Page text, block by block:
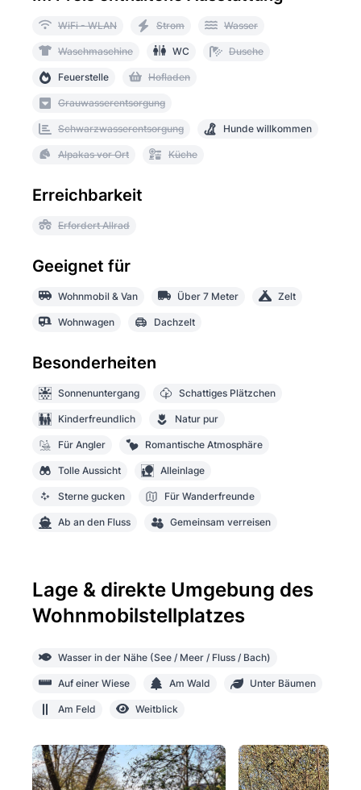
WiFi - WLAN Strom Wasser
Waschmaschine WC Dusche
Feuerstelle Hofladen
Grauwasserentsorgung
Schwarzwasserentsorgung Hunde willkommen
Alpakas vor Ort Küche
Erreichbarkeit
Erfordert Allrad
Geeignet für
Wohnmobil & Van Über 7 Meter Zelt
Wohnwagen Dachzelt
Besonderheiten
Sonnenuntergang Schattiges Plätzchen
Kinderfreundlich Natur pur
Für Angler Romantische Atmosphäre
Tolle Aussicht Alleinlage
Sterne gucken Für Wanderfreunde
Ab an den Fluss Gemeinsam verreisen
Lage & direkte Umgebung des
Wohnmobilstellplatzes
Wasser in der Nähe (See / Meer / Fluss / Bach)
Auf einer Wiese Am Wald Unter Bäumen
Am Feld Weitblick